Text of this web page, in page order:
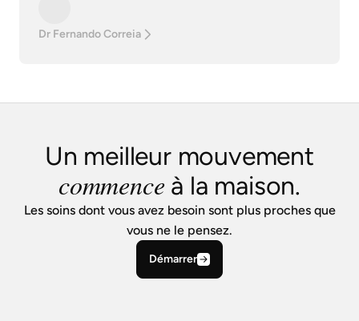
Dr Fernando Correia
Un meilleur mouvement
commenceà la maison.
Les soins dont vous avez besoin sont plus proches que
vous ne le pensez.
Démarrer